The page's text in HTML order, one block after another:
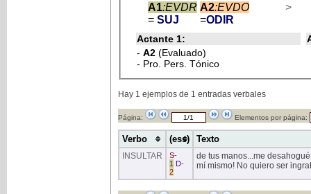
A1:EVDR
= SUJ
A2:EVDO
=ODIR
>
Actante 1:
- A2 (Evaluado)
- Pro. Pers. Tónico
Hay 1 ejemplos de 1 entradas verbales
Página: Elementos por página:
Verbo (ess) Texto
INSULTAR S-
1
D-
2
de tus manos...me
mí mismo! No quiero ser